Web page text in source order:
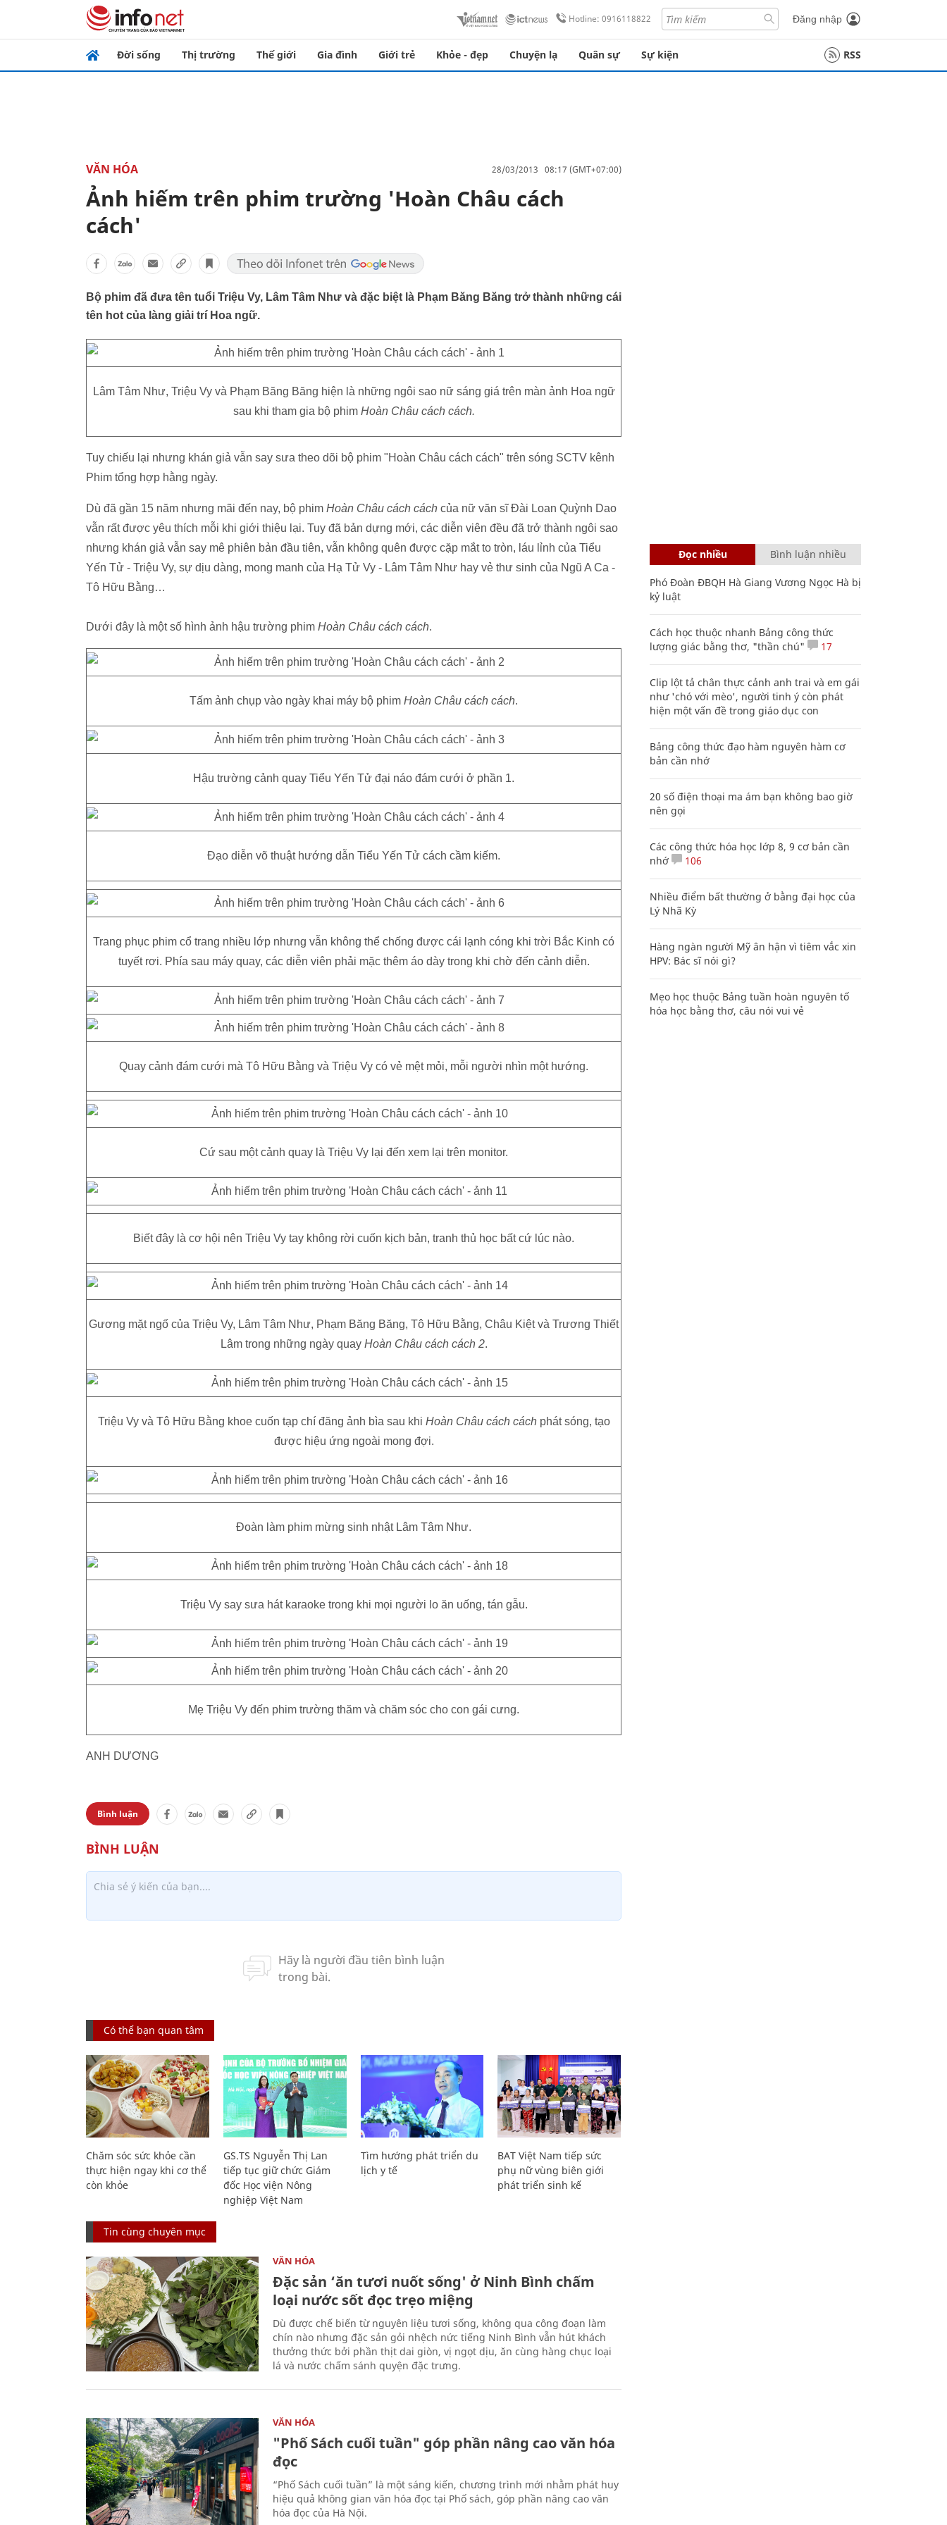
Hotline: 0916118822 Đăng nhập
Đời sống Thị trường Thế giới Gia đình Giới trẻ Khỏe - đẹp Chuyện lạ Quân sự Sự kiện RSS
VĂN HÓA 28/03/2013 08:17 (GMT+07:00)
Ảnh hiếm trên phim trường 'Hoàn Châu cách
cách'
Bộ phim đã đưa tên tuổi Triệu Vy, Lâm Tâm Như và đặc biệt là Phạm Băng Băng trở thành những cái
tên hot của làng giải trí Hoa ngữ.
Lâm Tâm Như, Triệu Vy và Phạm Băng Băng hiện là những ngôi sao nữ sáng giá trên màn ảnh Hoa ngữ
sau khi tham gia bộ phim Hoàn Châu cách cách.
Tuy chiếu lại nhưng khán giả vẫn say sưa theo dõi bộ phim "Hoàn Châu cách cách" trên sóng SCTV kênh
Phim tổng hợp hằng ngày.
Dù đã gần 15 năm nhưng mãi đến nay, bộ phim Hoàn Châu cách cách của nữ văn sĩ Đài Loan Quỳnh Dao
vẫn rất được yêu thích mỗi khi giới thiệu lại. Tuy đã bản dựng mới, các diễn viên đều đã trở thành ngôi sao
nhưng khán giả vẫn say mê phiên bản đầu tiên, vẫn không quên được cặp mắt to tròn, láu lỉnh của Tiểu
Yến Tử - Triệu Vy, sự dịu dàng, mong manh của Hạ Tử Vy - Lâm Tâm Như hay vẻ thư sinh của Ngũ A Ca -
Tô Hữu Bằng…
Dưới đây là một số hình ảnh hậu trường phim Hoàn Châu cách cách.
Tấm ảnh chụp vào ngày khai máy bộ phim Hoàn Châu cách cách.
Hậu trường cảnh quay Tiểu Yến Tử đại náo đám cưới ở phần 1.
Đạo diễn võ thuật hướng dẫn Tiểu Yến Tử cách cầm kiếm.
Trang phục phim cổ trang nhiều lớp nhưng vẫn không thể chống được cái lạnh cóng khi trời Bắc Kinh có
tuyết rơi. Phía sau máy quay, các diễn viên phải mặc thêm áo dày trong khi chờ đến cảnh diễn.
Quay cảnh đám cưới mà Tô Hữu Bằng và Triệu Vy có vẻ mệt mỏi, mỗi người nhìn một hướng.
Cứ sau một cảnh quay là Triệu Vy lại đến xem lại trên monitor.
Biết đây là cơ hội nên Triệu Vy tay không rời cuốn kịch bản, tranh thủ học bất cứ lúc nào.
Gương mặt ngố của Triệu Vy, Lâm Tâm Như, Phạm Băng Băng, Tô Hữu Bằng, Châu Kiệt và Trương Thiết
Lâm trong những ngày quay Hoàn Châu cách cách 2.
Triệu Vy và Tô Hữu Bằng khoe cuốn tạp chí đăng ảnh bìa sau khi Hoàn Châu cách cáchphát sóng, tạo
được hiệu ứng ngoài mong đợi.
Đoàn làm phim mừng sinh nhật Lâm Tâm Như.
Triệu Vy say sưa hát karaoke trong khi mọi người lo ăn uống, tán gẫu.
Mẹ Triệu Vy đến phim trường thăm và chăm sóc cho con gái cưng.
ANH DƯƠNG
Bình luận
Có thể bạn quan tâm
Chăm sóc sức khỏe cần
thực hiện ngay khi cơ thể
còn khỏe
GS.TS Nguyễn Thị Lan
tiếp tục giữ chức Giám
đốc Học viện Nông
nghiệp Việt Nam
Tìm hướng phát triển du
lịch y tế
BAT Việt Nam tiếp sức
phụ nữ vùng biên giới
phát triển sinh kế
Tin cùng chuyên mục
VĂN HÓA
Đặc sản ‘ăn tươi nuốt sống' ở Ninh Bình chấm
loại nước sốt đọc trẹo miệng
Dù được chế biến từ nguyên liệu tươi sống, không qua công đoạn làm
chín nào nhưng đặc sản gỏi nhệch nức tiếng Ninh Bình vẫn hút khách
thưởng thức bởi phần thịt dai giòn, vị ngọt dịu, ăn cùng hàng chục loại
lá và nước chấm sánh quyện đặc trưng.
VĂN HÓA
"Phố Sách cuối tuần" góp phần nâng cao văn hóa
đọc
“Phố Sách cuối tuần” là một sáng kiến, chương trình mới nhằm phát huy
hiệu quả không gian văn hóa đọc tại Phố sách, góp phần nâng cao văn
hóa đọc của Hà Nội.
Đọc nhiều Bình luận nhiều
Phó Đoàn ĐBQH Hà Giang Vương Ngọc Hà bị
kỷ luật
Cách học thuộc nhanh Bảng công thức
lượng giác bằng thơ, "thần chú"
17
Clip lột tả chân thực cảnh anh trai và em gái
như 'chó với mèo', người tinh ý còn phát
hiện một vấn đề trong giáo dục con
Bảng công thức đạo hàm nguyên hàm cơ
bản cần nhớ
20 số điện thoại ma ám bạn không bao giờ
nên gọi
Các công thức hóa học lớp 8, 9 cơ bản cần
nhớ
106
Nhiều điểm bất thường ở bằng đại học của
Lý Nhã Kỳ
Hàng ngàn người Mỹ ân hận vì tiêm vắc xin
HPV: Bác sĩ nói gì?
Mẹo học thuộc Bảng tuần hoàn nguyên tố
hóa học bằng thơ, câu nói vui vẻ